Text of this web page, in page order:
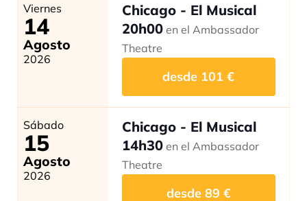
Viernes
14
Agosto
2026
Chicago - El Musical
20h00 en el Ambassador
Theatre
desde 101 €
Sábado
15
Agosto
2026
Chicago - El Musical
14h30 en el Ambassador
Theatre
desde89 €